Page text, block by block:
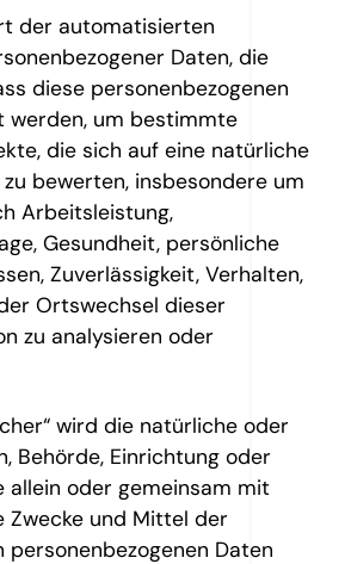
der automatisierten
Daten, die
diese personenbezogenen
werden, um bestimmte
die sich auf eine natürliche
zu bewerten, insbesondere um
Arbeitsleistung,
Gesundheit, persönliche
Zuverlässigkeit, Verhalten,
Ortswechsel dieser
zu analysieren oder
wird die natürliche oder
Behörde, Einrichtung oder
allein oder gemeinsam mit
Zwecke und Mittel der
personenbezogenen Daten